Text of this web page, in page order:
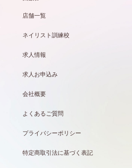
店舗一覧
ネイリスト訓練校
求人情報
求人お申込み
会社概要
よくあるご質問
プライバシーポリシー
特定商取引法に基づく表記